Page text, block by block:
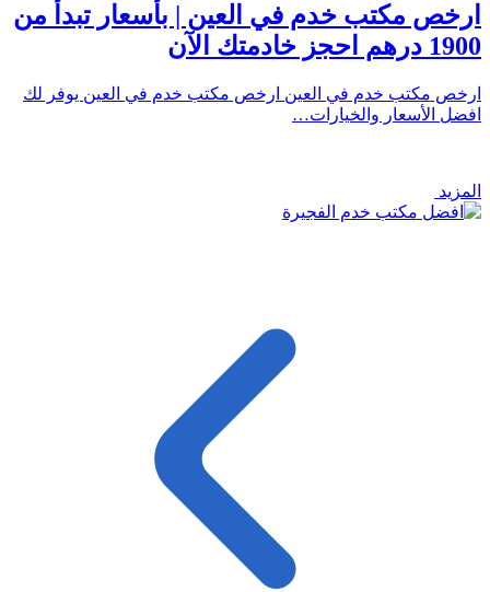
ارخص مكتب خدم في العين | بأسعار تبدأ من
1900 درهم احجز خادمتك الآن
ارخص مكتب خدم في العين ارخص مكتب خدم في العين يوفر لك
افضل الأسعار والخيارات…
المزيد